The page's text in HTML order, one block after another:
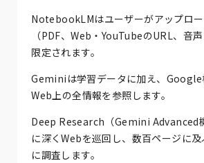
NotebookLMはユーザーがアップロ
（PDF、Web・YouTubeのURL、音
限定されます。
Geminiは学習データに加え、Google
Web上の全情報を参照します。
Deep Research（Gemini Advanced
に深くWebを巡回し、数百ページに
に調査します。